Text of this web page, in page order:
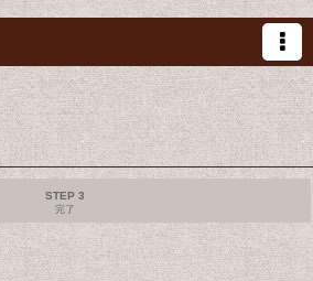
STEP 3
完了